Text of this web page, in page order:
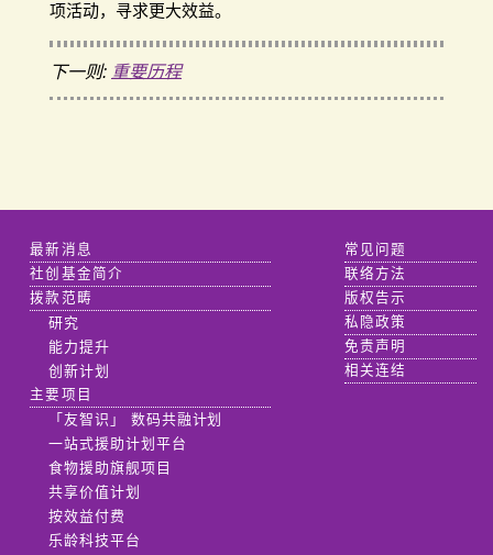
项活动，寻求更大效益。
下一则: 重要历程
最新消息
社创基金简介
拨款范畴
研究
能力提升
创新计划
主要项目
「友智识」 数码共融计划
一站式援助计划平台
食物援助旗舰项目
共享价值计划
按效益付费
乐龄科技平台
常见问题
联络方法
版权告示
私隐政策
免责声明
相关连结